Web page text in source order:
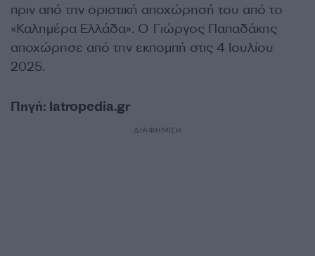
πριν από την οριστική αποχώρησή του από το
«Καλημέρα Ελλάδα». Ο Γιώργος Παπαδάκης
αποχώρησε από την εκπομπή στις 4 Ιουλίου
2025.
Πηγή: Iatropedia.gr
ΔΙΑΦΗΜΙΣΗ